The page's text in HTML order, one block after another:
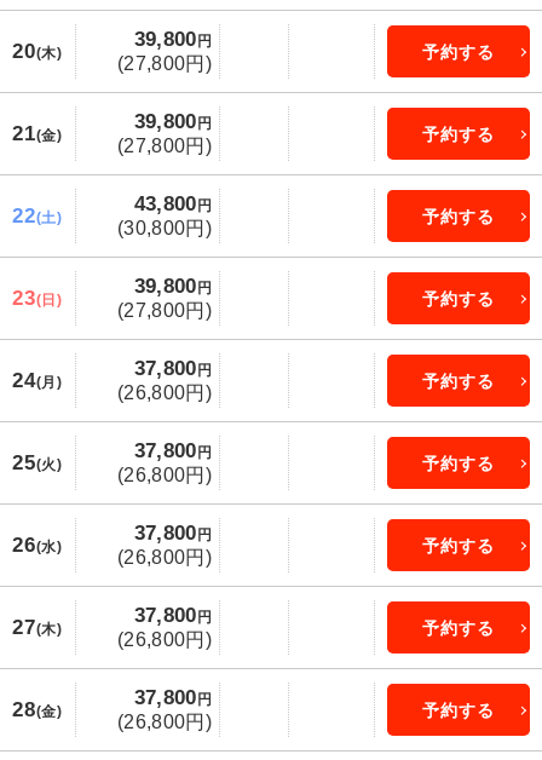
20(木)
39,800 円
(27,800円)
予約する
21(金)
39,800 円
(27,800円)
予約する
22(土)
43,800 円
(30,800円)
予約する
23(日)
39,800 円
(27,800円)
予約する
24(月)
37,800 円
(26,800円)
予約する
25(火)
37,800 円
(26,800円)
予約する
26(水)
37,800 円
(26,800円)
予約する
27(木)
37,800 円
(26,800円)
予約する
28(金)
37,800 円
(26,800円)
予約する